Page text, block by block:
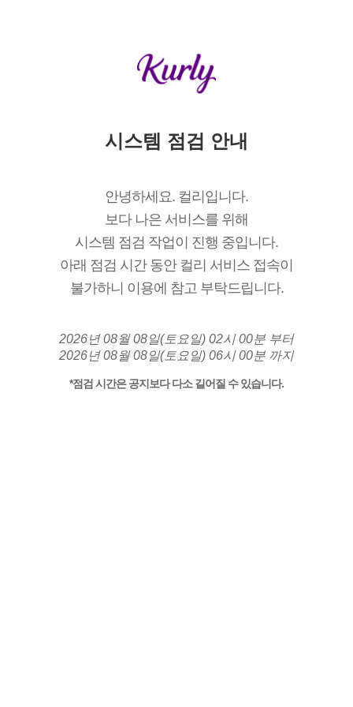
시스템 점검 안내
안녕하세요. 컬리입니다.
보다 나은 서비스를 위해
시스템 점검 작업이 진행 중입니다.
아래 점검 시간 동안 컬리 서비스 접속이
불가하니 이용에 참고 부탁드립니다.
2026년 08월 08일(토요일) 02시 00분 부터
2026년 08월 08일(토요일) 06시 00분 까지
*점검 시간은 공지보다 다소 길어질 수 있습니다.